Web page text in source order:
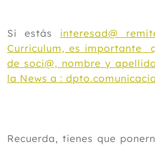
Si estás interesad@
Curriculum, es importante
de soci@, nombre y
la News a :
Recuerda, tienes que